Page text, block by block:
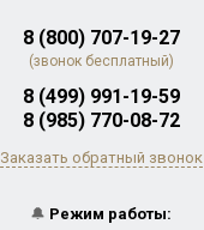
8 (800) 707-19-27
(звонок бесплатный)
8 (499) 991-19-59
8 (985) 770-08-72
Заказать обратный звонок
🔔 Режим работы: